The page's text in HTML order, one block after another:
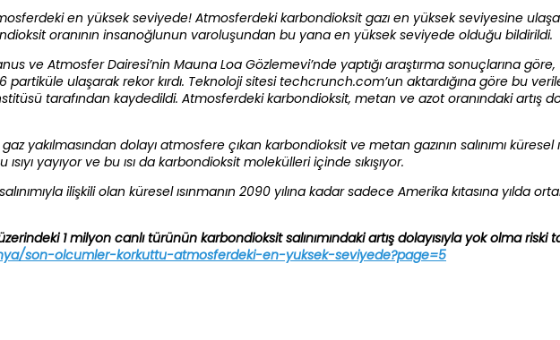
en yüksek seviyede! Atmosferdeki karbondioksit gazı en yüksek seviyesine
oranının insanoğlunun varoluşundan bu yana en yüksek seviyede olduğu bildirildi.
ve Atmosfer Dairesi’nin Mauna Loa Gözlemevi’nde yaptığı araştırma sonuçlarına göre,
partiküle ulaşarak rekor kırdı. Teknoloji sitesi techcrunch.com’un aktardığına göre bu
tarafından kaydedildi. Atmosferdeki karbondioksit, metan ve azot oranındaki artış
yakılmasından dolayı atmosfere çıkan karbondioksit ve metan gazının salınımı küresel
yayıyor ve bu ısı da karbondioksit molekülleri içinde sıkışıyor.
ilişkili olan küresel ısınmanın 2090 yılına kadar sadece Amerika kıtasına yılda
1 milyon canlı türünün karbondioksit salınımındaki artış dolayısıyla yok olma riski
son-olcumler-korkuttu-atmosferdeki-en-yuksek-seviyede?page=5